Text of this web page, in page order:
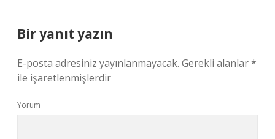
Bir yanıt yazın
E-posta adresiniz yayınlanmayacak. Gerekli alanlar*
ile işaretlenmişlerdir
Yorum